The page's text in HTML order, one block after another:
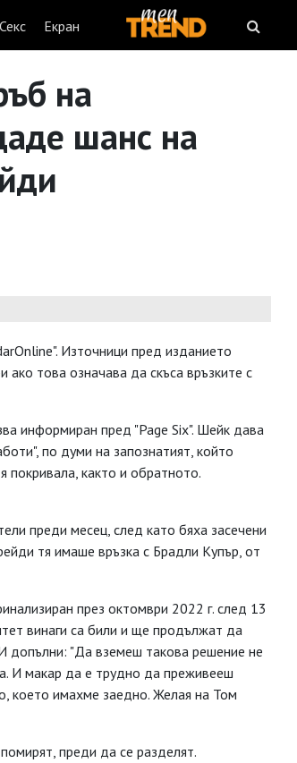
Секс Екран
на
шанс на
Източници пред изданието
това означава да скъса връзките с
информиран пред "Page Six". Шейк дава
по думи на запознатият, който
покривала, както и обратното.
преди месец, след като бяха засечени
тя имаше връзка с Брадли Купър, от
през октомври 2022 г. след 13
винаги са били и ще продължат да
допълни: "Да вземеш такова решение не
И макар да е трудно да преживееш
което имахме заедно. Желая на Том
преди да се разделят.